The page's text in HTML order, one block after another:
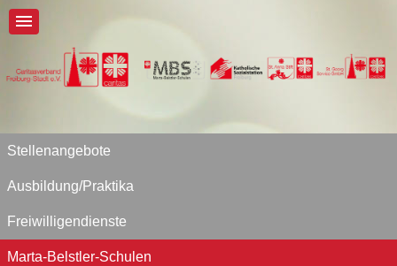
Stellenangebote
Ausbildung/Praktika
Freiwilligendienste
Marta-Belstler-Schulen